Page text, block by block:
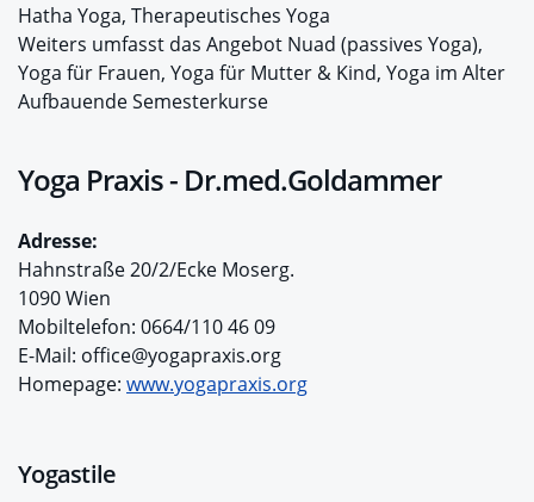
Hatha Yoga, Therapeutisches Yoga
Weiters umfasst das Angebot Nuad (passives Yoga),
Yoga für Frauen, Yoga für Mutter & Kind, Yoga im Alter
Aufbauende Semesterkurse
Yoga Praxis - Dr.med.Goldammer
Adresse:
Hahnstraße 20/2/Ecke Moserg.
1090 Wien
Mobiltelefon: 0664/110 46 09
E-Mail: office@yogapraxis.org
Homepage: www.yogapraxis.org
Yogastile